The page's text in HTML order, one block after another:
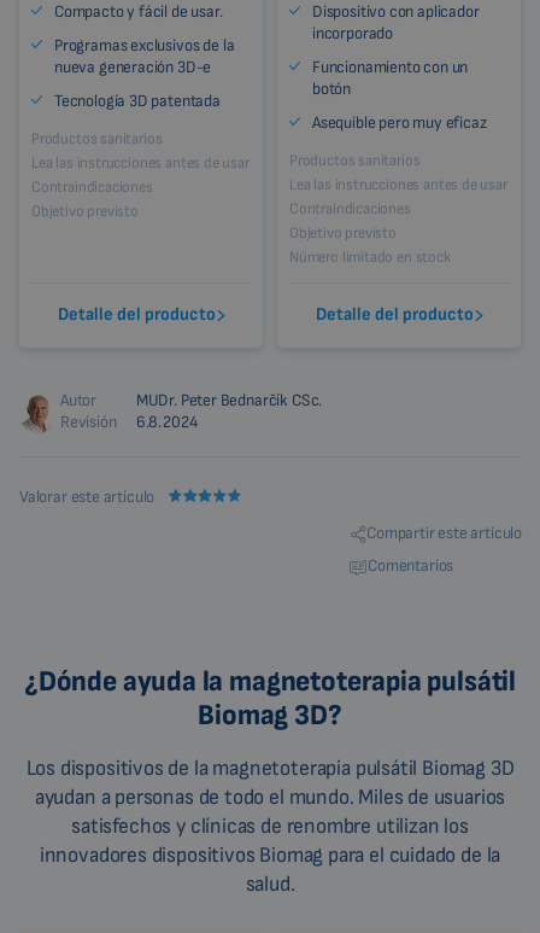
Compacto y fácil de usar.
Programas exclusivos de la
nueva generación 3D-e
Tecnología 3D patentada
Productos sanitarios
Lea las instrucciones antes de usar
Contraindicaciones
Objetivo previsto
Detalle del producto
Dispositivo con aplicador
incorporado
Funcionamiento con un
botón
Asequible pero muy eficaz
Productos sanitarios
Lea las instrucciones antes de usar
Contraindicaciones
Objetivo previsto
Número limitado en stock
Detalle del producto
Autor
MUDr. Peter Bednarčík CSc.
Revisión
6.8.2024
Valorar este artículo
Compartir este artículo
Comentarios
¿Dónde ayuda la magnetoterapia pulsátil
Biomag 3D?
Los dispositivos de la magnetoterapia pulsátil Biomag 3D
ayudan a personas de todo el mundo. Miles de usuarios
satisfechos y clínicas de renombre utilizan los
innovadores dispositivos Biomag para el cuidado de la
salud.